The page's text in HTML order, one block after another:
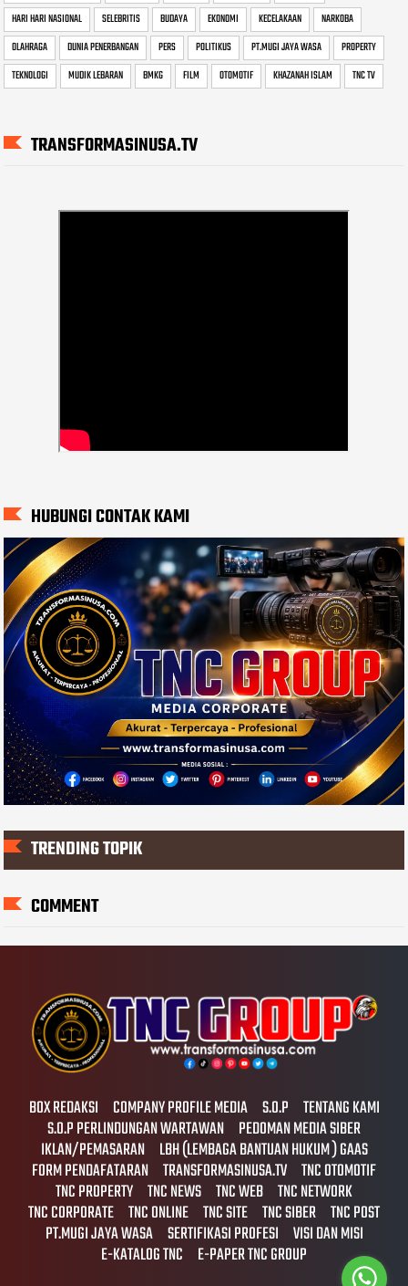
HARI HARI NASIONAL
SELEBRITIS BUDAYA EKONOMI KECELAKAAN
NARKOBA
OLAHRAGA
DUNIA PENERBANGAN PERS POLITIKUS PT.MUGI JAYA WASA
PROPERTY
TEKNOLOGI
MUDIK LEBARAN BMKG FILM OTOMOTIF KHAZANAH ISLAM TNC TV
TRANSFORMASINUSA.TV
HUBUNGI CONTAK KAMI
TRENDING TOPIK
COMMENT
BOX REDAKSI COMPANY PROFILE MEDIA S.O.P TENTANG KAMI
S.O.P PERLINDUNGAN WARTAWAN PEDOMAN MEDIA SIBER
IKLAN/PEMASARAN LBH (LEMBAGA BANTUAN HUKUM ) GAAS
FORM PENDAFATARAN TRANSFORMASINUSA.TV TNC OTOMOTIF
TNC PROPERTY TNC NEWS TNC WEB TNC NETWORK
TNC CORPORATE TNC ONLINE TNC SITE TNC SIBER TNC POST
PT.MUGI JAYA WASA SERTIFIKASI PROFESI VISI DAN MISI
E-KATALOG TNC E-PAPER TNC GROUP